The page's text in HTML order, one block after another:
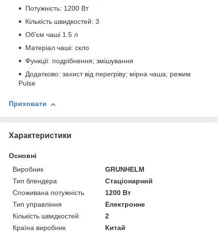
Потужність: 1200 Вт
Кількість швидкостей: 3
Об'єм чаші 1.5 л
Матеріал чаші: скло
Функції: подрібнення; змішування
Додатково: захист від перегріву; мірна чаша; режим
Pulse
Приховати
Характеристики
Основні
Виробник
GRUNHELM
Тип блендера
Стаціонарний
Споживана потужність
1200 Вт
Тип управління
Електронне
Кількість швидкостей
2
Країна виробник
Китай